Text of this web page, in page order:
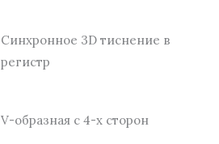
Синхронное 3D тиснение в
регистр
V-образная с 4-х сторон